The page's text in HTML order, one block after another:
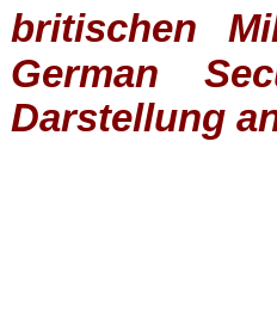
britischen
German
Darstellung